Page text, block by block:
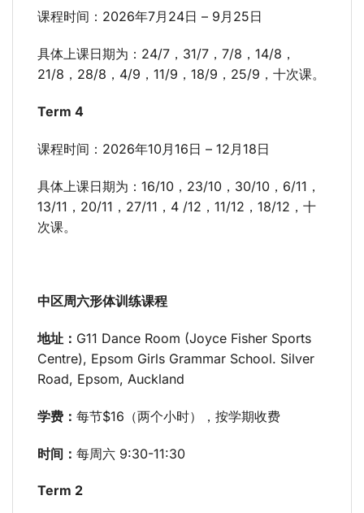
课程时间：2026年7月24日 – 9月25日
具体上课日期为：24/7，31/7，7/8，14/8，
21/8，28/8，4/9，11/9，18/9，25/9，十次课。
Term 4
课程时间：2026年10月16日 – 12月18日
具体上课日期为：16/10，23/10，30/10，6/11，
13/11，20/11，27/11，4 /12，11/12，18/12，十
次课。
中区周六形体训练课程
地址： G11 Dance Room (Joyce Fisher Sports
Centre), Epsom Girls Grammar School. Silver
Road, Epsom, Auckland
学费： 每节$16（两个小时），按学期收费
时间： 每周六 9:30-11:30
Term 2